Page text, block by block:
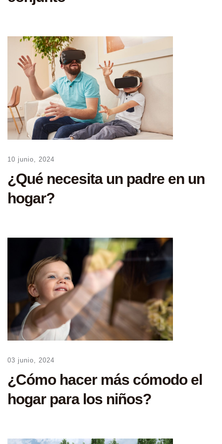
10 junio, 2024
¿Qué necesita un padre en un
hogar?
03 junio, 2024
¿Cómo hacer más cómodo el
hogar para los niños?